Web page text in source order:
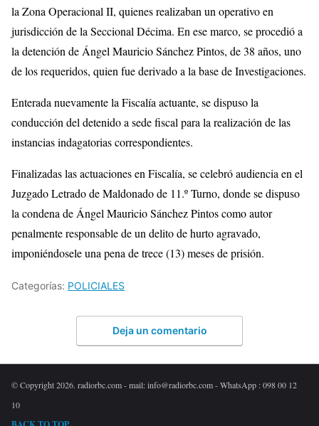
la Zona Operacional II, quienes realizaban un operativo en
jurisdicción de la Seccional Décima. En ese marco, se procedió a
la detención de Ángel Mauricio Sánchez Pintos, de 38 años, uno
de los requeridos, quien fue derivado a la base de Investigaciones.
Enterada nuevamente la Fiscalía actuante, se dispuso la
conducción del detenido a sede fiscal para la realización de las
instancias indagatorias correspondientes.
Finalizadas las actuaciones en Fiscalía, se celebró audiencia en el
Juzgado Letrado de Maldonado de 11.º Turno, donde se dispuso
la condena de Ángel Mauricio Sánchez Pintos como autor
penalmente responsable de un delito de hurto agravado,
imponiéndosele una pena de trece (13) meses de prisión.
Categorías: POLICIALES
Deja un comentario
© Copyright 2026. radiorbc.com - mail: info@radiorbc.com - WhatsApp : 098 00 12
10